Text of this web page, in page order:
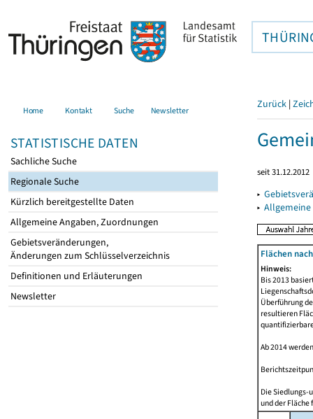
Home Kontakt Suche Newsletter
STATISTISCHE DATEN
Sachliche Suche
Regionale Suche
Kürzlich bereitgestellte Daten
Allgemeine Angaben, Zuordnungen
Gebietsveränderungen,
Änderungen zum Schlüsselverzeichnis
Definitionen und Erläuterungen
Newsletter
Zurück |
seit 31.12.2012
▸
▸
Flächen
Hinweis:
Bis 2013
Überführung
resultieren
Ab 2014
Die Siedlungs-
und der Fläche